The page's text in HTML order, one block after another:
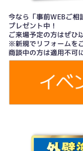
今なら「事前WEBご
プレゼント中！
ご来場予定の方はぜひ
※新規でリフォームを
商談中の方は適用不可